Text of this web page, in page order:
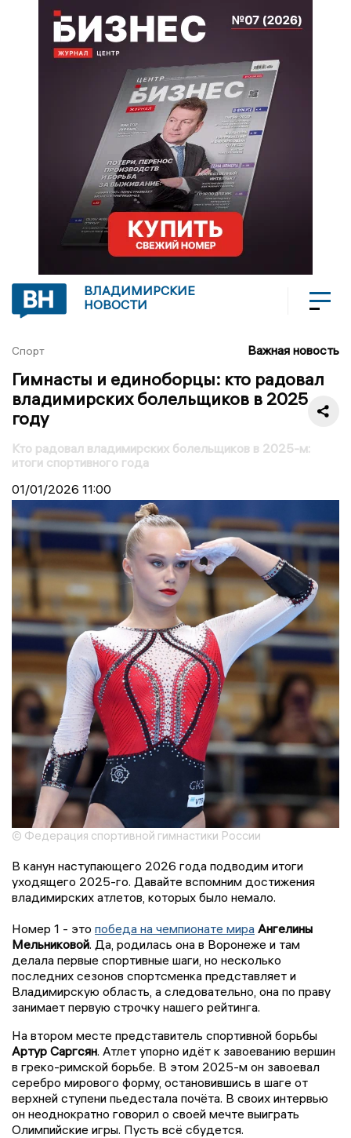
ВЛАДИМИРСКИЕ
НОВОСТИ
Спорт Важная новость
Гимнасты и единоборцы: кто радовал
владимирских болельщиков в 2025
году
Кто радовал владимирских болельщиков в 2025-м:
итоги спортивного года
01/01/2026 11:00
© Федерация спортивной гимнастики России
В канун наступающего 2026 года подводим итоги
уходящего 2025-го. Давайте вспомним достижения
владимирских атлетов, которых было немало.
Номер 1 - это победа на чемпионате мира Ангелины
Мельниковой. Да, родилась она в Воронеже и там
делала первые спортивные шаги, но несколько
последних сезонов спортсменка представляет и
Владимирскую область, а следовательно, она по праву
занимает первую строчку нашего рейтинга.
На втором месте представитель спортивной борьбы
Артур Саргсян. Атлет упорно идёт к завоеванию вершин
в греко-римской борьбе. В этом 2025-м он завоевал
серебро мирового форму, остановившись в шаге от
верхней ступени пьедестала почёта. В своих интервью
он неоднократно говорил о своей мечте выиграть
Олимпийские игры. Пусть всё сбудется.